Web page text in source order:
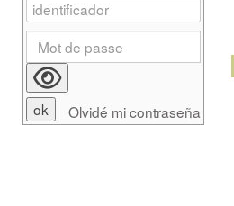
Olvidé mi contraseña